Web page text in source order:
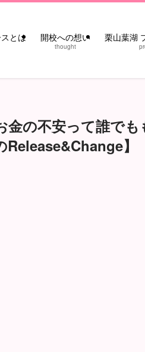
とは 開校への想い
thought
栗山葉湖
金の不安って誰で
】